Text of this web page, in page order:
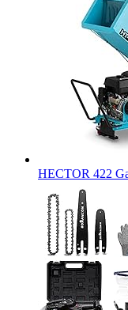
HECTOR 422